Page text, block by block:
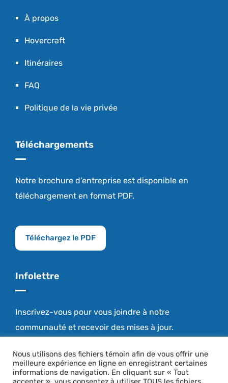
À propos
Hovercraft
Itinéraires
FAQ
Politique de la vie privée
Téléchargements
Notre brochure d’entreprise est disponible en
téléchargement en format PDF.
Téléchargez le PDF
Infolettre
Inscrivez-vous pour vous joindre à notre
communauté et recevoir des mises à jour.
Restez connecté
Nous utilisons des fichiers témoin afin de vous offrir une
meilleure expérience en ligne en enregistrant certaines
informations de navigation. En cliquant sur « Tout